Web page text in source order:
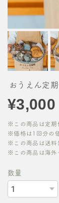
おうえん定
¥3,000
※この商品は定期
※価格は1回分の
※この商品は 送料
※この商品は海外
数量